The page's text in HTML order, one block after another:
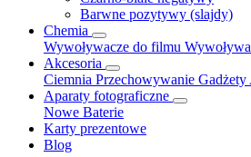
Barwne pozytywy (slajdy)
Chemia
Wywoływacze do filmu
Akcesoria
Ciemnia Przechowywanie Gadżety
Aparaty fotograficzne
Nowe Baterie
Karty prezentowe
Blog